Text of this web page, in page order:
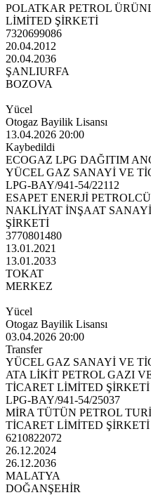
POLATKAR PETROL
LİMİTED ŞİRKETİ
7320699086
20.04.2012
20.04.2036
ŞANLIURFA
BOZOVA
Yücel
Otogaz Bayilik Lisansı
13.04.2026 20:00
Kaybedildi
ECOGAZ LPG DAĞITIM
YÜCEL GAZ SANAYİ VE
LPG-BAY/941-54/22112
ESAPET ENERJİ
NAKLİYAT İNŞAAT
ŞİRKETİ
3770801480
13.01.2021
13.01.2033
TOKAT
MERKEZ
Yücel
Otogaz Bayilik Lisansı
03.04.2026 20:00
Transfer
YÜCEL GAZ SANAYİ VE
ATA LİKİT PETROL GAZI
TİCARET LİMİTED ŞİRKETİ
LPG-BAY/941-54/25037
MİRA TÜTÜN PETROL
TİCARET LİMİTED ŞİRKETİ
6210822072
26.12.2024
26.12.2036
MALATYA
DOĞANŞEHİR